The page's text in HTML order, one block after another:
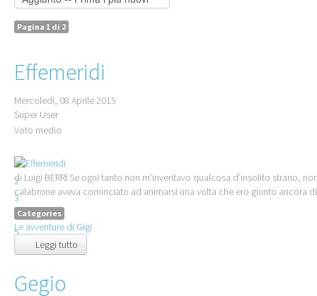
Pagina 1 di 2
Effemeridi
Mercoledì, 08 Aprile 2015
Super User
Voto medio
1
2
3
4
5
di Luigi BERRI Se ogni tanto non m’inventavo qualcosa d’insolito strano,
calabrone aveva cominciato ad animarsi una volta che ero giunto ancora
Categories
Le avventure di Gigi
Leggi tutto
Gegio